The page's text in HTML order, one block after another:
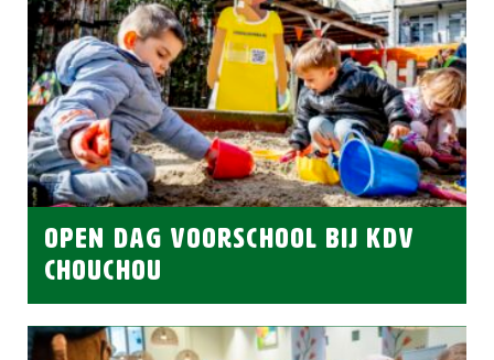
OPEN DAG VOORSCHOOL BIJ KDV
CHOUCHOU